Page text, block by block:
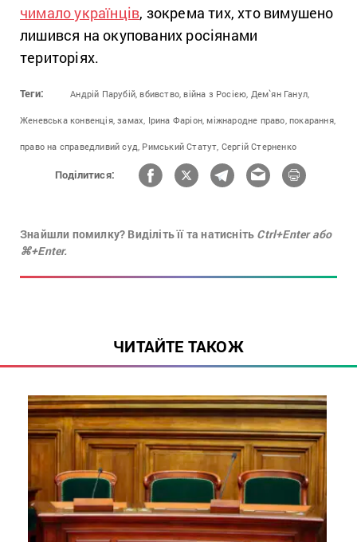
чимало українців, зокрема тих, хто вимушено
лишився на окупованих росіянами
територіях.
Теги: Андрій Парубій, вбивство, війна з Росією, Дем`ян Ганул,
Женевська конвенція, замах, Ірина Фаріон, міжнародне право, покарання,
право на справедливий суд, Римський Статут, Сергій Стерненко
Поділитися:
Знайшли помилку? Виділіть її та натисніть Ctrl+Enter або
⌘+Enter.
ЧИТАЙТЕ ТАКОЖ